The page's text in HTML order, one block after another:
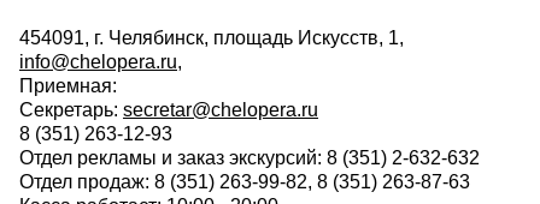
454091, г. Челябинск, площадь Искусств, 1,
info@chelopera.ru,
Приемная:
Секретарь: secretar@chelopera.ru
8 (351) 263-12-93
Отдел рекламы и заказ экскурсий: 8 (351) 2-632-632
Отдел продаж: 8 (351) 263-99-82, 8 (351) 263-87-63